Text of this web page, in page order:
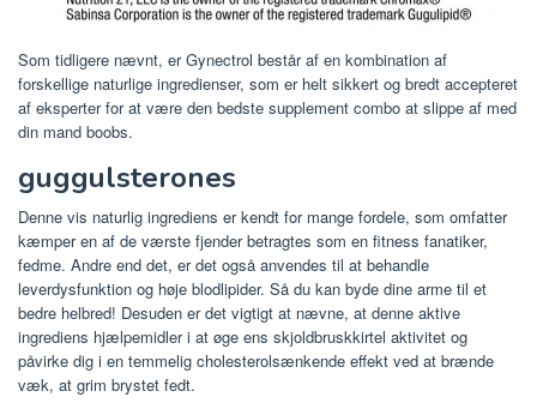
Som tidligere nævnt, er Gynectrol består af en kombination af
forskellige naturlige ingredienser, som er helt sikkert og bredt accepteret
af eksperter for at være den bedste supplement combo at slippe af med
din mand boobs.
guggulsterones
Denne vis naturlig ingrediens er kendt for mange fordele, som omfatter
kæmper en af ​​de værste fjender betragtes som en fitness fanatiker,
fedme. Andre end det, er det også anvendes til at behandle
leverdysfunktion og høje blodlipider. Så du kan byde dine arme til et
bedre helbred! Desuden er det vigtigt at nævne, at denne aktive
ingrediens hjælpemidler i at øge ens skjoldbruskkirtel aktivitet og
påvirke dig i en temmelig cholesterolsænkende effekt ved at brænde
væk, at grim brystet fedt.